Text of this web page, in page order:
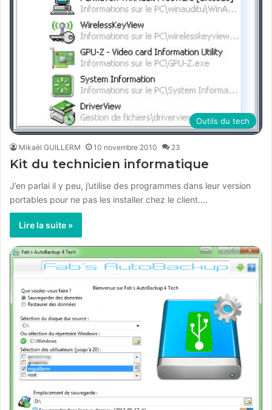
Outils du tech
Mikaël GUILLERM 10 novembre 2010 23
Kit du technicien informatique
J’en parlai il y peu, j’utilise des programmes dans leur version
portables pour ne pas les installer chez le client.…
Lire la suite »